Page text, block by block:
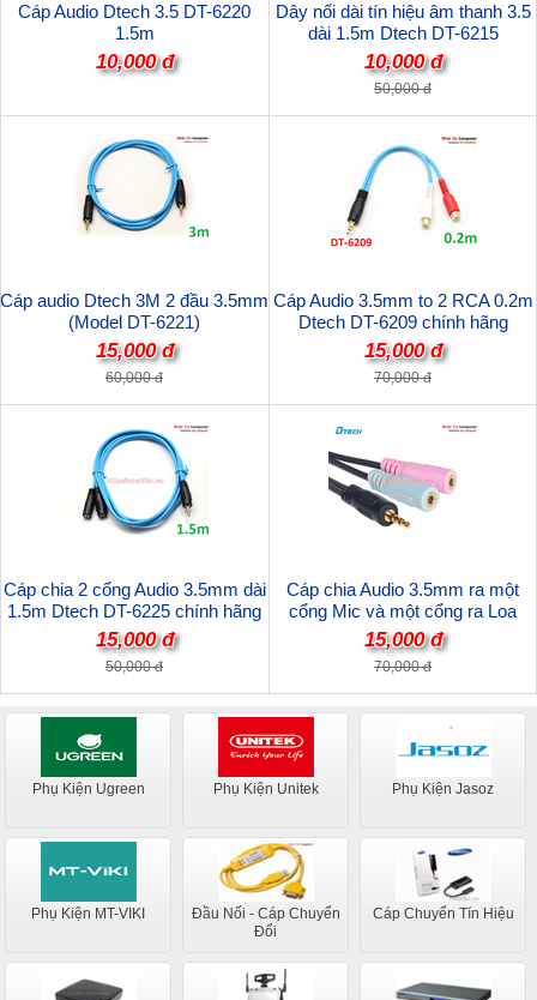
Cáp Audio Dtech 3.5 DT-6220
1.5m
10,000 đ
Dây nối dài tín hiệu âm thanh 3.5
dài 1.5m Dtech DT-6215
10,000 đ
50,000 đ
Cáp audio Dtech 3M 2 đầu 3.5mm
(Model DT-6221)
15,000 đ
60,000 đ
Cáp Audio 3.5mm to 2 RCA 0.2m
Dtech DT-6209 chính hãng
15,000 đ
70,000 đ
Cáp chia 2 cổng Audio 3.5mm dài
1.5m Dtech DT-6225 chính hãng
15,000 đ
50,000 đ
Cáp chia Audio 3.5mm ra một
cổng Mic và một cổng ra Loa
Dtech DT-6237. Hàng chính hãng
15,000 đ
70,000 đ
Phụ Kiện Ugreen Phụ Kiện Unitek Phụ Kiện Jasoz
Phụ Kiện MT-VIKI
Đầu Nối - Cáp Chuyển
Đổi
Cáp Chuyển Tín Hiệu